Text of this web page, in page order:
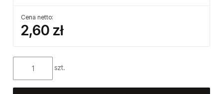
Cena netto:
2,60 zł
szt.